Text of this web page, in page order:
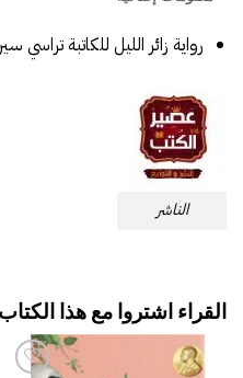
رواية زائر الليل للكاتبة
الناشر
القراء اشتروا مع هذا